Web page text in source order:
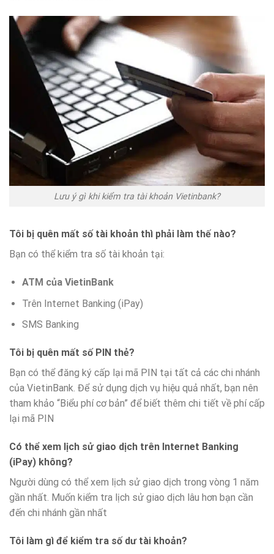
Lưu ý gì khi kiểm tra tài khoản Vietinbank?
Tôi bị quên mất số tài khoản thì phải làm thế nào?
Bạn có thể kiểm tra số tài khoản tại:
ATM của VietinBank
Trên Internet Banking (iPay)
SMS Banking
Tôi bị quên mất số PIN thẻ?
Bạn có thể đăng ký cấp lại mã PIN tại tất cả các chi nhánh
của VietinBank. Để sử dụng dịch vụ hiệu quả nhất, bạn nên
tham khảo “Biểu phí cơ bản” để biết thêm chi tiết về phí cấp
lại mã PIN
Có thể xem lịch sử giao dịch trên Internet Banking
(iPay) không?
Người dùng có thể xem lịch sử giao dịch trong vòng 1 năm
gần nhất. Muốn kiểm tra lịch sử giao dịch lâu hơn bạn cần
đến chi nhánh gần nhất
Tôi làm gì để kiểm tra số dư tài khoản?